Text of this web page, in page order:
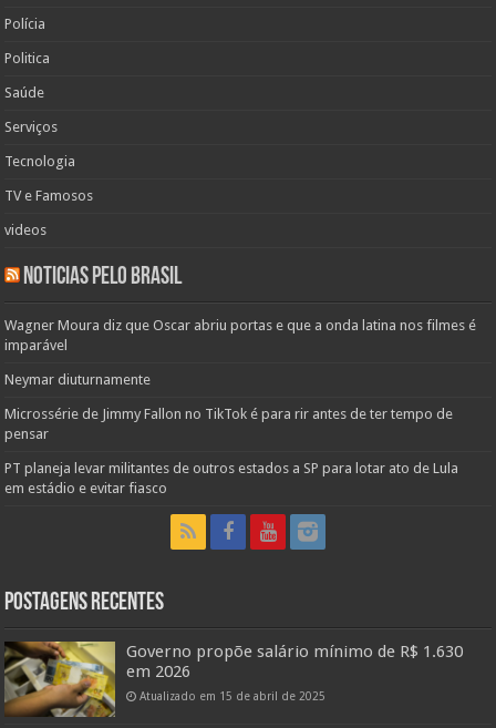
Polícia
Politica
Saúde
Serviços
Tecnologia
TV e Famosos
videos
Noticias pelo Brasil
Wagner Moura diz que Oscar abriu portas e que a onda latina nos filmes é
imparável
Neymar diuturnamente
Microssérie de Jimmy Fallon no TikTok é para rir antes de ter tempo de
pensar
PT planeja levar militantes de outros estados a SP para lotar ato de Lula
em estádio e evitar fiasco
Postagens Recentes
Governo propõe salário mínimo de R$ 1.630
em 2026
Atualizado em 15 de abril de 2025